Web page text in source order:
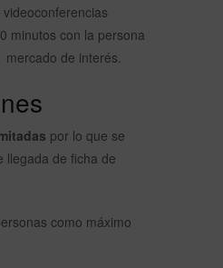
minutos con la persona
de interés.
por lo que se
llegada de ficha de
como máximo